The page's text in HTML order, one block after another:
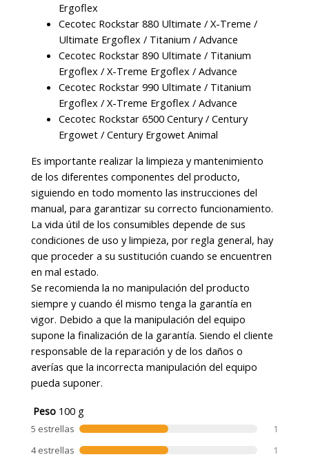
Ergoflex
Cecotec Rockstar 880 Ultimate / X-Treme /
Ultimate Ergoflex / Titanium / Advance
Cecotec Rockstar 890 Ultimate / Titanium
Ergoflex / X-Treme Ergoflex / Advance
Cecotec Rockstar 990 Ultimate / Titanium
Ergoflex / X-Treme Ergoflex / Advance
Cecotec Rockstar 6500 Century / Century
Ergowet / Century Ergowet Animal
Es importante realizar la limpieza y mantenimiento
de los diferentes componentes del producto,
siguiendo en todo momento las instrucciones del
manual, para garantizar su correcto funcionamiento.
La vida útil de los consumibles depende de sus
condiciones de uso y limpieza, por regla general, hay
que proceder a su sustitución cuando se encuentren
en mal estado.
Se recomienda la no manipulación del producto
siempre y cuando él mismo tenga la garantía en
vigor. Debido a que la manipulación del equipo
supone la finalización de la garantía. Siendo el cliente
responsable de la reparación y de los daños o
averías que la incorrecta manipulación del equipo
pueda suponer.
Peso 100 g
5 estrellas
1
4 estrellas
1